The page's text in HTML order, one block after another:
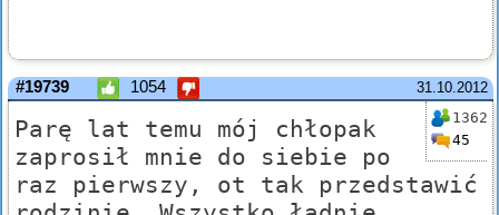
31.10.2012
#19739 1054
1362
45
Parę lat temu mój chłopak
zaprosił mnie do siebie po
raz pierwszy, ot tak przedstawić